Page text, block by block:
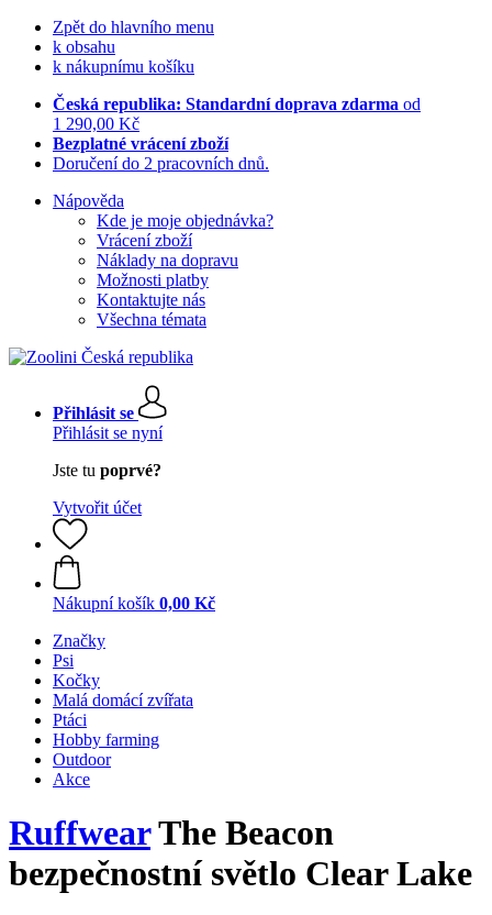
Zpět do hlavního menu
k obsahu
k nákupnímu košíku
Česká republika: Standardní doprava zdarma od
1 290,00 Kč
Bezplatné vrácení zboží
Doručení do 2 pracovních dnů.
Nápověda
Kde je moje objednávka?
Vrácení zboží
Náklady na dopravu
Možnosti platby
Kontaktujte nás
Všechna témata
Přihlásit se
Přihlásit se nyní
Jste tu poprvé?
Vytvořit účet
Nákupní košík 0,00 Kč
Značky
Psi
Kočky
Malá domácí zvířata
Ptáci
Hobby farming
Outdoor
Akce
RuffwearThe Beacon
bezpečnostní světlo Clear Lake